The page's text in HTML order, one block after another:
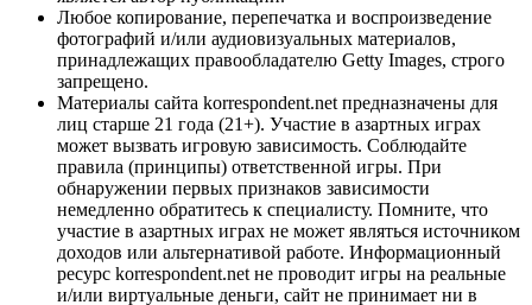
Любое копирование, перепечатка и воспроизведение
фотографий и/или аудиовизуальных материалов,
принадлежащих правообладателю Getty Images, строго
запрещено.
Материалы сайта korrespondent.net предназначены для
лиц старше 21 года (21+). Участие в азартных играх
может вызвать игровую зависимость. Соблюдайте
правила (принципы) ответственной игры. При
обнаружении первых признаков зависимости
немедленно обратитесь к специалисту. Помните, что
участие в азартных играх не может являться источником
доходов или альтернативой работе. Информационный
ресурс korrespondent.net не проводит игры на реальные
и/или виртуальные деньги, сайт не принимает ни в